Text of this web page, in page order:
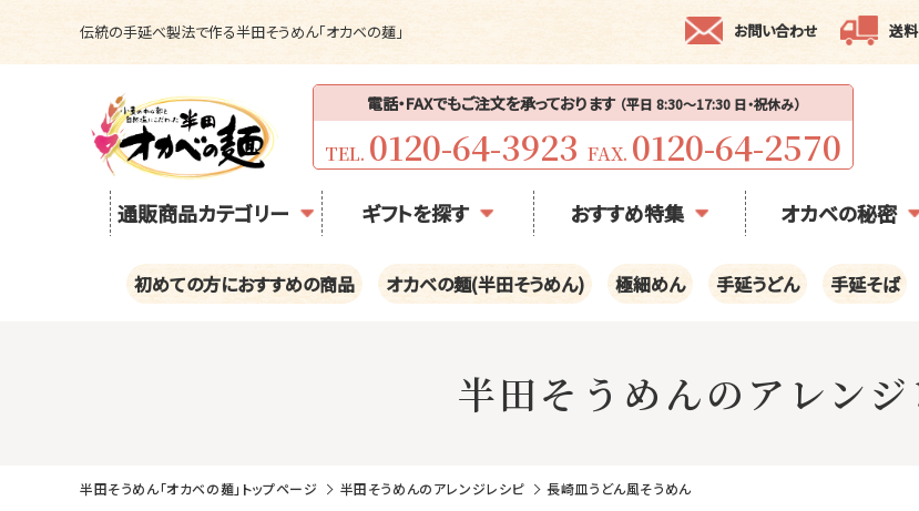
伝統の手延べ製法で作る半田そうめん「オカベの麺」 お問い合わせ 送
電話・FAXでもご注文を承っております （平日 8:30〜17:30 日・祝休み）
TEL. 0120-64-3923 FAX. 0120-64-2570
通販商品カテゴリー ギフトを探す おすすめ特集 オカベの秘密
初めての方におすすめの商品 オカベの麺(半田そうめん) 極細めん 手延うどん 手延そば
半田そうめんのアレンジ
半田そうめん「オカベの麺」トップページ 半田そうめんのアレンジレシピ 長崎皿うどん風そうめん